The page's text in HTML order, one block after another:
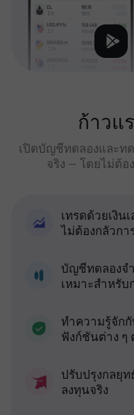
ก้าวแ
เปิดบัญชีทดลองและท
จริง — โดยไม่ต้อ
เทรดด้วยเงิน
ไม่ต้องกลัวก
บัญชีทดลองจ
เหมาะสำหรับ
ทำความรู้จักกั
ฟังก์ชันต่าง ๆ
ปรับปรุงกลยุท
ลงทุนจริง